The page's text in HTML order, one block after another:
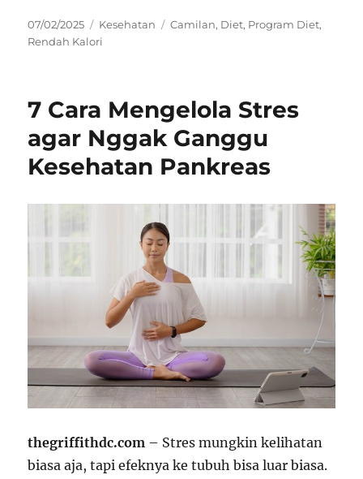
Posted
on
07/02/2025 Categories
Kesehatan Tags
Camilan, Diet, Program Diet,
Rendah Kalori
7 Cara Mengelola Stres
agar Nggak Ganggu
Kesehatan Pankreas
thegriffithdc.com – Stres mungkin kelihatan
biasa aja, tapi efeknya ke tubuh bisa luar biasa.